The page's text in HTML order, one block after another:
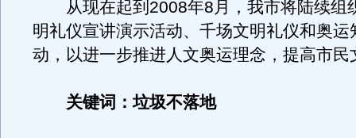
从现在起到2008年8月，我市将陆续组
明礼仪宣讲演示活动、千场文明礼仪和奥运
动，以进一步推进人文奥运理念，提高市民
关键词：垃圾不落地